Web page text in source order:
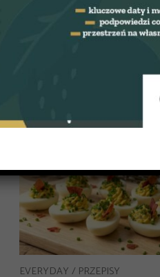
HoReCa
EVERYDAY PRZEPISY